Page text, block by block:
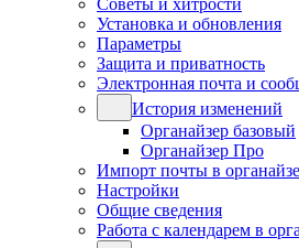
Советы и хитрости
Установка и обновления
Параметры
Защита и приватность
Электронная почта и
История изменений
Органайзер базовый
Органайзер Про
Импорт почты в
Настройки
Общие сведения
Работа с календарем в